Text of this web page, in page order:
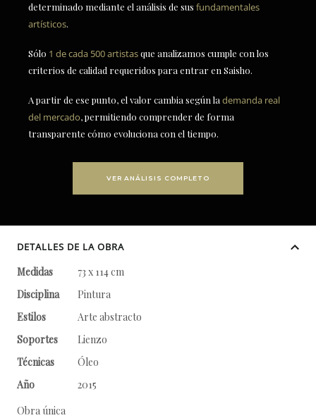
determinado mediante el análisis de sus fundamentales
artísticos.
Sólo 1 de cada 500 artistasque analizamos cumple con los
criterios de calidad requeridos para entrar en Saisho.
A partir de ese punto, el valor cambia según la demanda real
del mercado, permitiendo comprender de forma
transparente cómo evoluciona con el tiempo.
VER ANÁLISIS COMPLETO
DETALLES DE LA OBRA
Medidas
73 x 114 cm
Disciplina
Pintura
Estilos
Arte abstracto
Soportes
Lienzo
Técnicas
Óleo
Año
2015
Obra única